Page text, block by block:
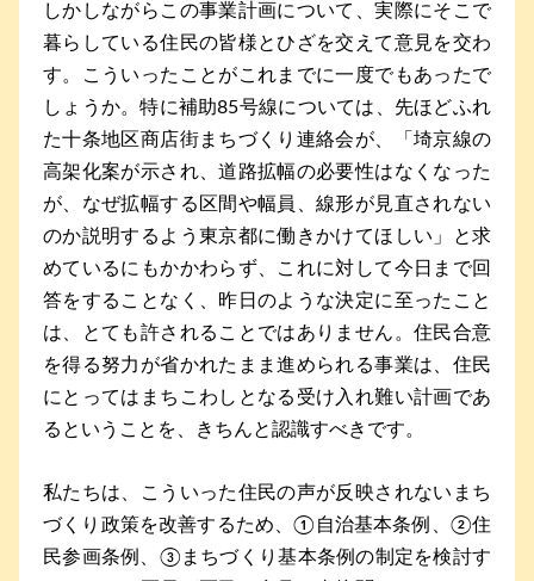
しかしながらこの事業計画について、実際にそこで
暮らしている住民の皆様とひざを交えて意見を交わ
す。こういったことがこれまでに一度でもあったで
しょうか。特に補助85号線については、先ほどふれ
た十条地区商店街まちづくり連絡会が、「埼京線の
高架化案が示され、道路拡幅の必要性はなくなった
が、なぜ拡幅する区間や幅員、線形が見直されない
のか説明するよう東京都に働きかけてほしい」と求
めているにもかかわらず、これに対して今日まで回
答をすることなく、昨日のような決定に至ったこと
は、とても許されることではありません。住民合意
を得る努力が省かれたまま進められる事業は、住民
にとってはまちこわしとなる受け入れ難い計画であ
るということを、きちんと認識すべきです。
私たちは、こういった住民の声が反映されないまち
づくり政策を改善するため、①自治基本条例、②住
民参画条例、③まちづくり基本条例の制定を検討す